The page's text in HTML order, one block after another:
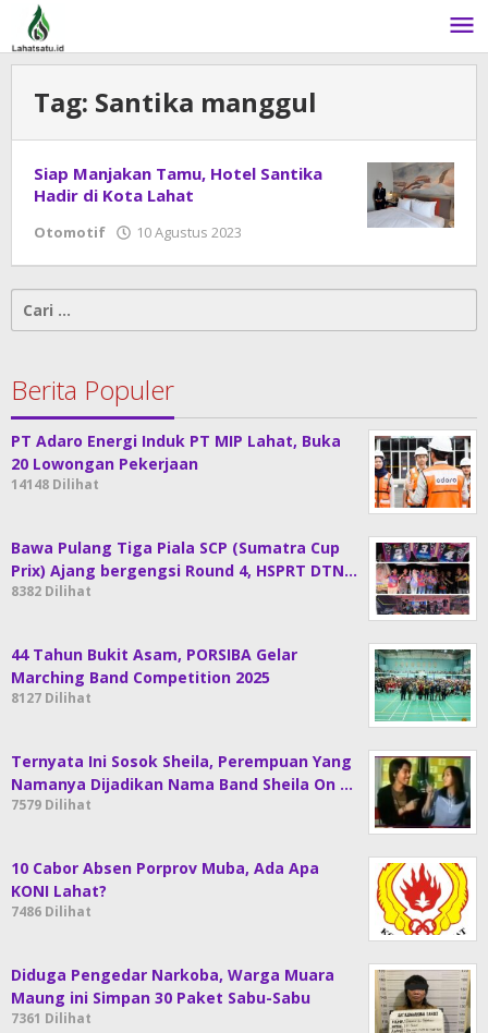
Lewati
konten
Tag: Santika manggul
Siap Manjakan Tamu, Hotel Santika
Hadir di Kota Lahat
Otomotif 10 Agustus 2023
Cari
untuk:
Berita Populer
PT Adaro Energi Induk PT MIP Lahat, Buka
20 Lowongan Pekerjaan
14148 Dilihat
Bawa Pulang Tiga Piala SCP (Sumatra Cup
Prix) Ajang bergengsi Round 4, HSPRT DTN…
8382 Dilihat
44 Tahun Bukit Asam, PORSIBA Gelar
Marching Band Competition 2025
8127 Dilihat
Ternyata Ini Sosok Sheila, Perempuan Yang
Namanya Dijadikan Nama Band Sheila On …
7579 Dilihat
10 Cabor Absen Porprov Muba, Ada Apa
KONI Lahat?
7486 Dilihat
Diduga Pengedar Narkoba, Warga Muara
Maung ini Simpan 30 Paket Sabu-Sabu
7361 Dilihat